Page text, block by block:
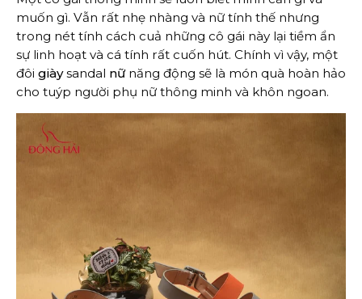
muốn gì. Vẫn rất nhẹ nhàng và nữ tính thế nhưng
trong nét tính cách cuả những cô gái này lại tiềm ẩn
sự linh hoạt và cá tính rất cuốn hút. Chính vì vậy, một
đôi giàysandal nữnăng động sẽ là món quà hoàn hảo
cho tuýp người phụ nữ thông minh và khôn ngoan.